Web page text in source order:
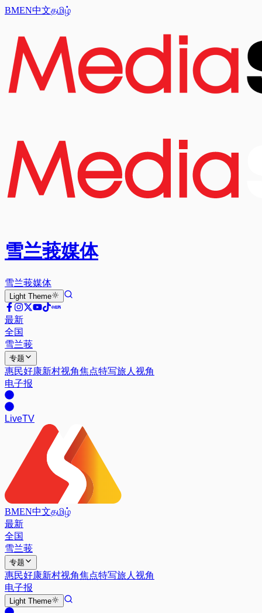
BMEN中文தமிழ்
雪兰莪媒体
雪兰莪媒体
Light Theme
最新
全国
雪兰莪
专题
惠民好康新村视角焦点特写旅人视角
电子报
LiveTV
BMEN中文தமிழ்
最新
全国
雪兰莪
专题
惠民好康新村视角焦点特写旅人视角
电子报
Light Theme